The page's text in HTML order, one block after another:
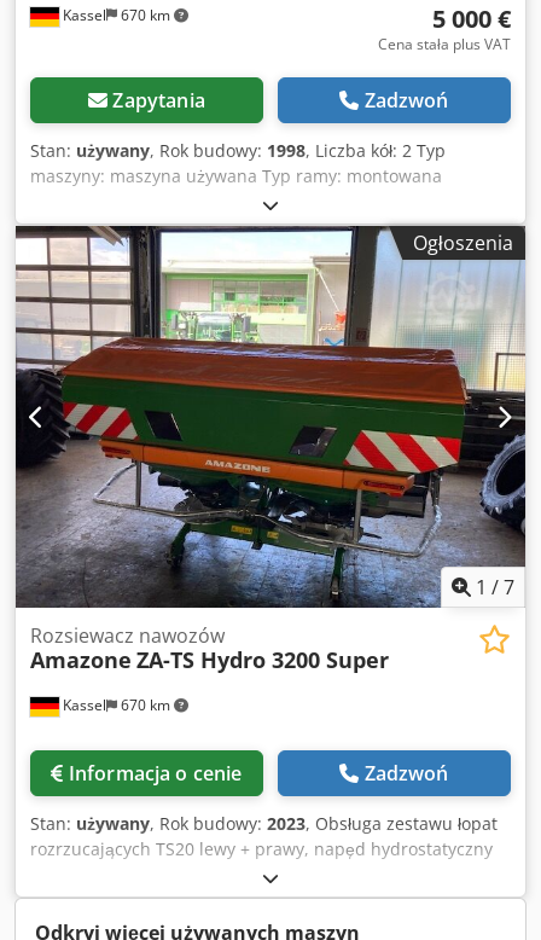
Kassel 670 km 5 000 €
Cena stała plus VAT
Zapytania Zadzwoń
Stan: używany, Rok budowy: 1998, Liczba kół: 2 Typ
maszyny: maszyna używana Typ ramy: montowana
Urządzenie do nawożenia / ślimak nawozowy / Chodpfx Asr
Ncfqonmja
Ogłoszenia
1 /7
Kassel 670 km
Rozsiewacz nawozów
Amazone ZA-TS Hydro 3200 Super
Informacja o cenie Zadzwoń
Stan: używany, Rok budowy: 2023, Obsługa zestawu łopat
rozrzucających TS20 lewy + prawy, napęd hydrostatyczny
lewy + prawy z Auto TS oraz FlowControl, główny talerz
lewy + prawy z AutoTS, pałąk ochrony rur, urządzenie do
toczenia i odstawiania uchylne, oświetlenie robocze,
Odkryj więcej używanych maszyn